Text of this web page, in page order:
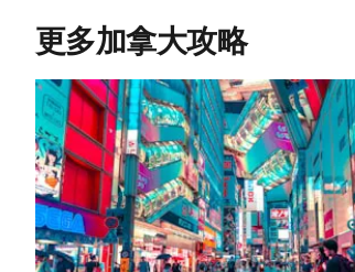
更多加拿大攻略